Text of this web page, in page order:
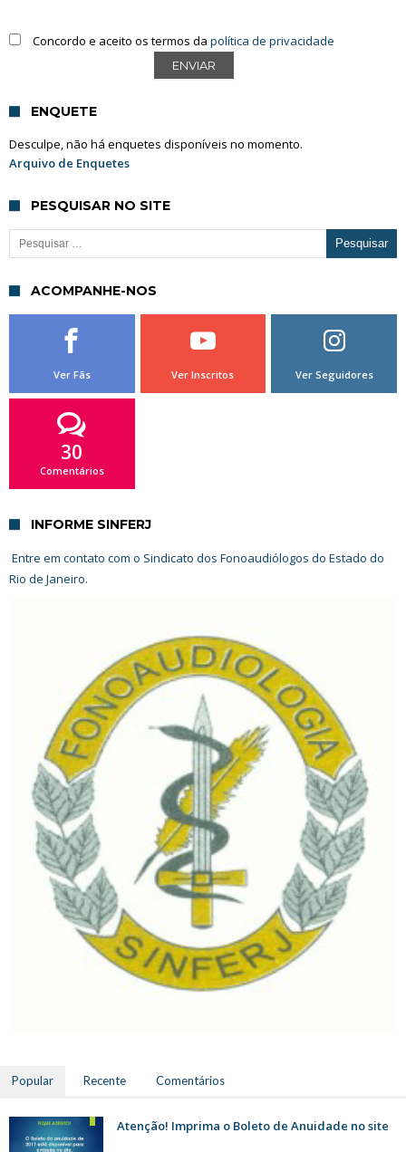
Concordo e aceito os termos da política de privacidade
ENQUETE
Desculpe, não há enquetes disponíveis no momento.
Arquivo de Enquetes
PESQUISAR NO SITE
Pesquisar por:
ACOMPANHE-NOS
Ver Fãs Ver Inscritos Ver Seguidores
30
Comentários
INFORME SINFERJ
Entre em contato com o Sindicato dos Fonoaudiólogos do Estado do
Rio de Janeiro.
Popular Recente Comentários
Atenção! Imprima o Boleto de Anuidade no site